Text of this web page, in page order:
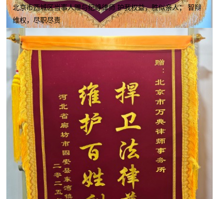
北京市西城区当事人赠与纪峥律师 护我权益，胜似亲人； 智辩
维权，尽职尽责